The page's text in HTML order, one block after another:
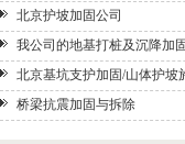
北京护坡加固公司
我公司的地基打桩及沉降加
北京基坑支护加固/山体护坡
桥梁抗震加固与拆除